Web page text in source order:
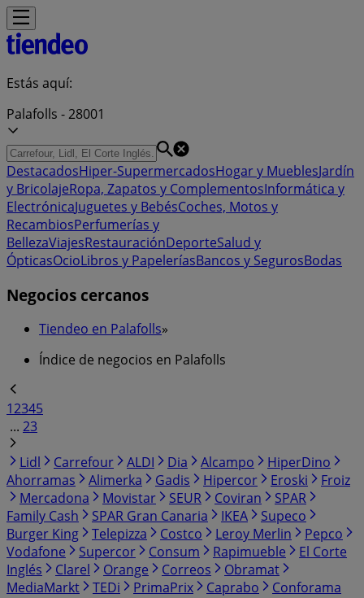
Estás aquí:
Palafolls - 28001
DestacadosHiper-SupermercadosHogar y MueblesJardín
y BricolajeRopa, Zapatos y ComplementosInformática y
ElectrónicaJuguetes y BebésCoches, Motos y
RecambiosPerfumerías y
BellezaViajesRestauraciónDeporteSalud y
ÓpticasOcioLibros y PapeleríasBancos y SegurosBodas
Negocios cercanos
Tiendeo en Palafolls»
Índice de negocios en Palafolls
12345
... 23
Lidl
Carrefour ALDI Dia Alcampo
HiperDino
Ahorramas
Alimerka Gadis Hipercor Eroski
Froiz
Mercadona
Movistar SEUR Coviran
SPAR
Family Cash
SPAR Gran Canaria IKEA
Supeco
Burger King
Telepizza Costco Leroy Merlin
Pepco
Vodafone
Supercor Consum Rapimueble
El Corte
Inglés
Clarel Orange Correos
Obramat
MediaMarkt
TEDi PrimaPrix Caprabo Conforama